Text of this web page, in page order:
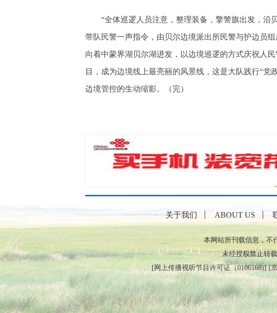
“全体巡逻人员注意，整理装备，擎警旗出发，沿
带队民警一声指令，由贝尔边境派出所民警与护边员
向着中蒙界湖贝尔湖进发，以边境巡逻的方式庆祝人
目，成为边境线上最亮丽的风景线，这是大队践行“党
边境管控的生动缩影。（完）
关于我们 ABOUT US
本网站所刊载信息，不
未经授权禁止转
[ 网上传播视听节目许可证（0106168)] [